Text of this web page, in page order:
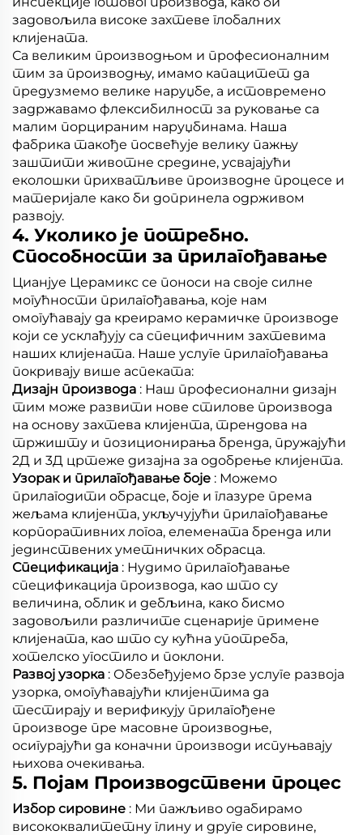
задовољила високе захтеве глобалних
клијената.
Са великим производњом и професионалним
тим за производњу, имамо капацитет да
предузмемо велике наруџбе, а истовремено
задржавамо флексибилност за руковање са
малим порцираним наруџбинама. Наша
фабрика такође посвећује велику пажњу
заштити животне средине, усвајајући
еколошки прихватљиве производне процесе и
материјале како би допринела одрживом
развоју.
4. Уколико је потребно.
Способности за прилагођавање
Цианјуе Церамикс се поноси на своје силне
могућности прилагођавања, које нам
омогућавају да креирамо керамичке производе
који се усклађују са специфичним захтевима
наших клијената. Наше услуге прилагођавања
покривају више аспеката:
Дизајн производа : Наш професионални дизајн
тим може развити нове стилове производа
на основу захтева клијента, трендова на
тржишту и позиционирања бренда, пружајући
2Д и 3Д цртеже дизајна за одобрење клијента.
Узорак и прилагођавање боје : Можемо
прилагодити обрасце, боје и глазуре према
жељама клијента, укључујући прилагођавање
корпоративних логоа, елемената бренда или
јединствених уметничких обрасца.
Спецификација : Нудимо прилагођавање
спецификација производа, као што су
величина, облик и дебљина, како бисмо
задовољили различите сценарије примене
клијената, као што су кућна употреба,
хотелско угостило и поклони.
Развој узорка : Обезбеђујемо брзе услуге развоја
узорка, омогућавајући клијентима да
тестирају и верификују прилагођене
производе пре масовне производње,
осигурајући да коначни производи испуњавају
њихова очекивања.
5. Појам Производствени процес
Избор сировине : Ми пажљиво одабирамо
висококвалитетну глину и друге сировине,